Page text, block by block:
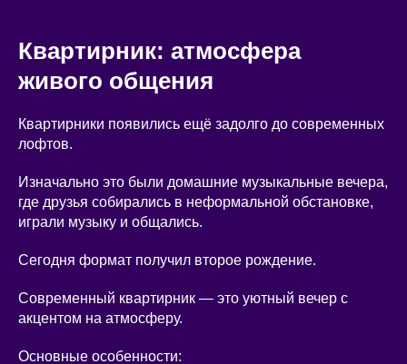
Квартирник: атмосфера
живого общения
Квартирники появились ещё задолго до современных
лофтов.
Изначально это были домашние музыкальные вечера,
где друзья собирались в неформальной обстановке,
играли музыку и общались.
Сегодня формат получил второе рождение.
Современный квартирник — это уютный вечер с
акцентом на атмосферу.
Основные особенности: